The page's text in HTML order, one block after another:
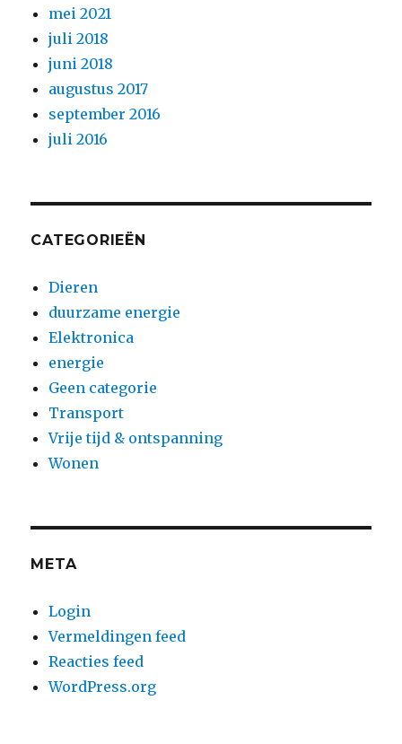
mei 2021
juli 2018
juni 2018
augustus 2017
september 2016
juli 2016
CATEGORIEËN
Dieren
duurzame energie
Elektronica
energie
Geen categorie
Transport
Vrije tijd & ontspanning
Wonen
META
Login
Vermeldingen feed
Reacties feed
WordPress.org